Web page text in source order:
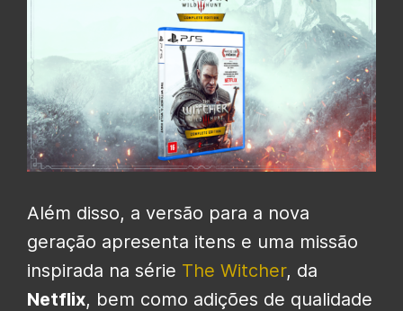
Além disso, a versão para a nova
geração apresenta itens e uma missão
inspirada na série The Witcher, da
Netflix, bem como adições de qualidade